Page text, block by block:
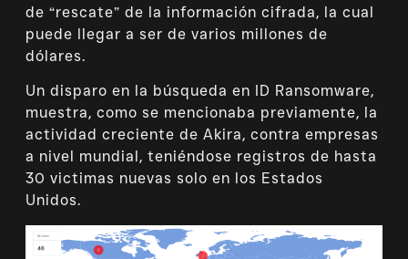
de “rescate” de la información cifrada, la cual
puede llegar a ser de varios millones de
dólares.
Un disparo en la búsqueda en ID Ransomware,
muestra, como se mencionaba previamente, la
actividad creciente de Akira, contra empresas
a nivel mundial, teniéndose registros de hasta
30 victimas nuevas solo en los Estados
Unidos.